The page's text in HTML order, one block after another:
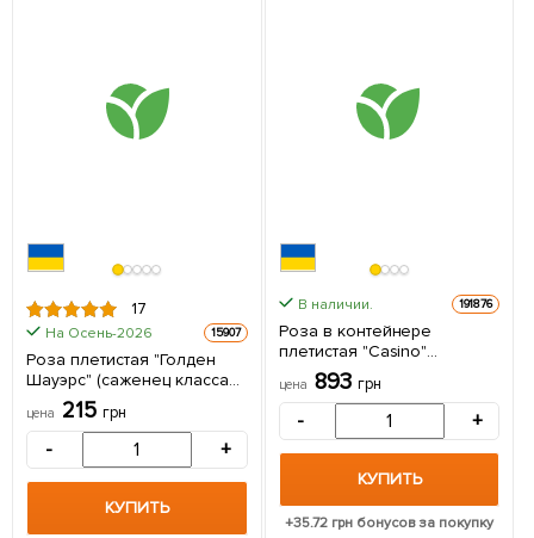
17
На Осень-2026 15907
Роза плетистая "Голден
Шауэрс" (саженец класса
АА+) высший сорт 1 шт в
упаковке
цена 215 грн
- +
КУПИТЬ
В наличии. 191876
Роза в контейнере
плетистая "Casino"
(саженец класса АА+) 1
саженец в упаковке
цена 893 грн
- +
КУПИТЬ
+35.72грн бонусов за покупку